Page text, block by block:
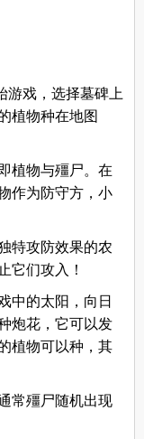
游戏，选择墓碑上
植物种在地图
植物与殭尸。在
作为防守方，小
特攻防效果的农
它们攻入！
中的太阳，向日
炮花，它可以发
植物可以种，其
常殭尸随机出现